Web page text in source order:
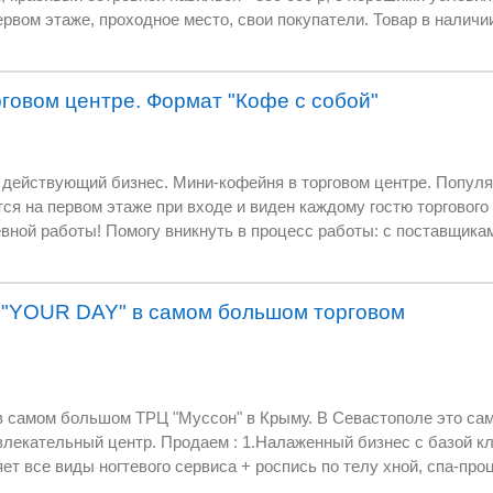
центре. Формат "Кофе с собой"
центре. Популярный формат- "Кофе с
и виден каждому гостю торгового центра. Полностью
бариста,
в аренде у
к себе большого внимания, то есть может служить источником
DAY" в самом большом торговом
Севастополе это самый раскрученный и
бизнес с базой клиентов - Nail cafe
хной, спа-процедуры. 2. Право